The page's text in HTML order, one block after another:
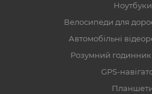
Ноутбуки
Велосипеди для
Автомобільні
Розумний годинник
GPS-